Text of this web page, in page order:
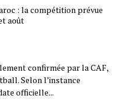
: la compétition prévue
août
confirmée par la CAF,
Selon l’instance
officielle...